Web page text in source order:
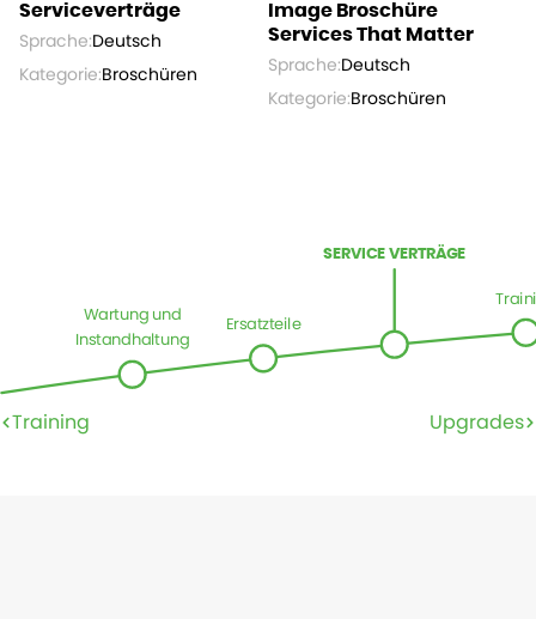
Serviceverträge
Sprache:Deutsch
Kategorie:Broschüren
Image Broschüre
Services That Matter
Sprache:Deutsch
Kategorie:Broschüren
Wartung und
Instandhaltung
Ersatzteile
SERVICE VERTRÄGE
Training Upgrades